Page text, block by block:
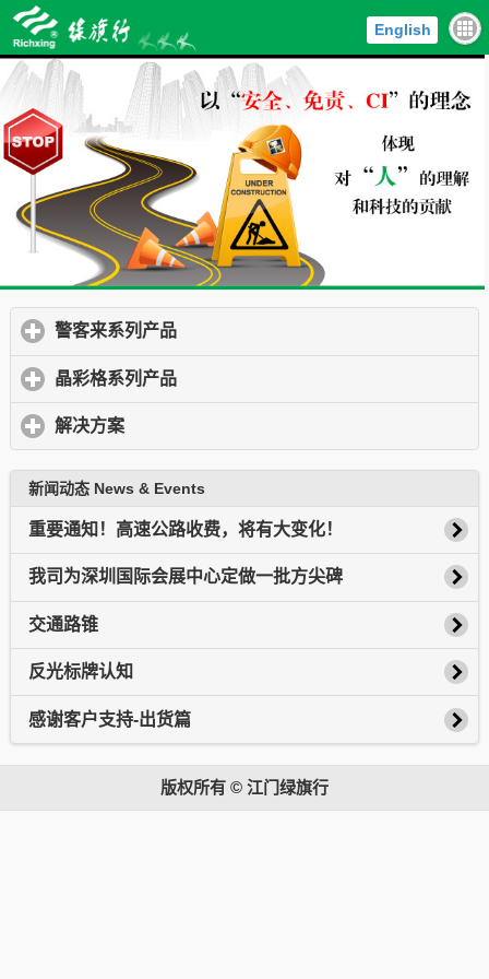
English
警客来系列产品click to expand contents
晶彩格系列产品click to expand contents
解决方案click to expand contents
新闻动态 News & Events
重要通知！高速公路收费，将有大变化！
我司为深圳国际会展中心定做一批方尖碑
交通路锥
反光标牌认知
感谢客户支持-出货篇
版权所有 © 江门绿旗行